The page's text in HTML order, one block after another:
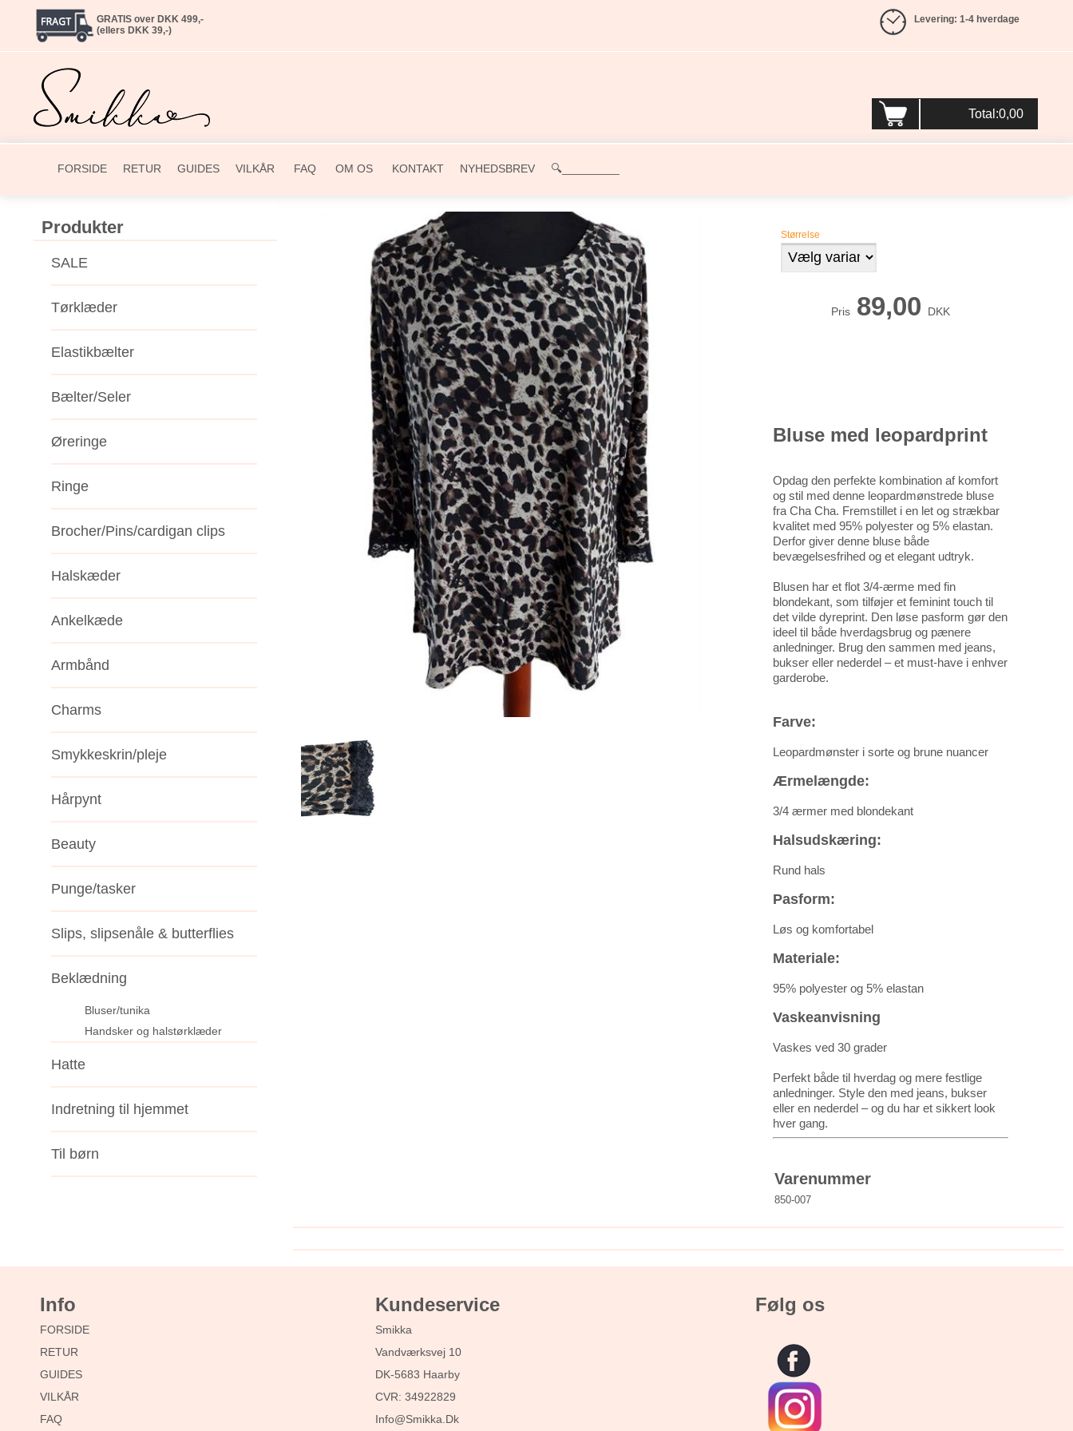
GRATIS over DKK 499,-
(ellers DKK 39,-)
Levering: 1-4 hverdage
Total:0,00
FORSIDE RETUR GUIDES VILKÅR FAQ OM OS KONTAKT NYHEDSBREV 🔍_________
Produkter
SALE
Tørklæder
Elastikbælter
Bælter/Seler
Øreringe
Ringe
Brocher/Pins/cardigan clips
Halskæder
Ankelkæde
Armbånd
Charms
Smykkeskrin/pleje
Hårpynt
Beauty
Punge/tasker
Slips, slipsenåle & butterflies
Beklædning
Bluser/tunika
Handsker og halstørklæder
Hatte
Indretning til hjemmet
Til børn
Størrelse
Pris 89,00 DKK
Bluse med leopardprint
Opdag den perfekte kombination af komfort
og stil med denne leopardmønstrede bluse
fra Cha Cha. Fremstillet i en let og strækbar
kvalitet med 95% polyester og 5% elastan.
Derfor giver denne bluse både
bevægelsesfrihed og et elegant udtryk.
Blusen har et flot 3/4-ærme med fin
blondekant, som tilføjer et feminint touch til
det vilde dyreprint. Den løse pasform gør den
ideel til både hverdagsbrug og pænere
anledninger. Brug den sammen med jeans,
bukser eller nederdel – et must-have i enhver
garderobe.
Farve:
Leopardmønster i sorte og brune nuancer
Ærmelængde:
3/4 ærmer med blondekant
Halsudskæring:
Rund hals
Pasform:
Løs og komfortabel
Materiale:
95% polyester og 5% elastan
Vaskeanvisning
Vaskes ved 30 grader
Perfekt både til hverdag og mere festlige
anledninger. Style den med jeans, bukser
eller en nederdel – og du har et sikkert look
hver gang.
Varenummer
850-007
Info
FORSIDE
RETUR
GUIDES
VILKÅR
FAQ
Kundeservice
Smikka
Vandværksvej 10
DK-5683 Haarby
CVR: 34922829
Info@smikka.dk
Følg os